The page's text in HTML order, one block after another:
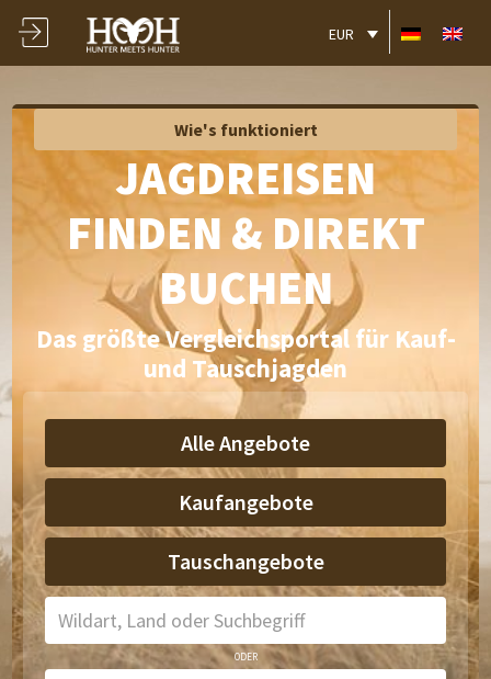
EUR
Wie's funktioniert
JAGDREISEN
FINDEN & DIREKT
BUCHEN
Das größte Vergleichsportal für Kauf-
und Tauschjagden
Alle Angebote
Kaufangebote
Tauschangebote
ODER